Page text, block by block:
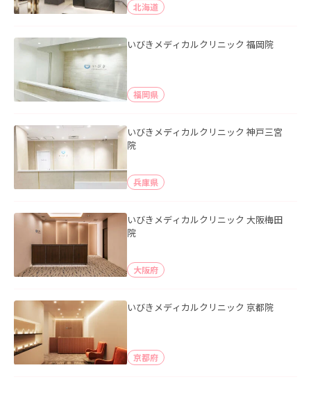
北海道
いびきメディカルクリニック 福岡院
福岡県
いびきメディカルクリニック 神戸三宮
院
兵庫県
いびきメディカルクリニック 大阪梅田
院
大阪府
いびきメディカルクリニック 京都院
京都府